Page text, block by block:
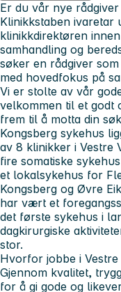
Er du vår nye
Klinikkstaben ivaretar
klinikkdirektøren
samhandling og
søker en rådgiver
med hovedfokus på
Vi er stolte av vår
velkommen til et godt
frem til å motta din
Kongsberg sykehus
av 8 klinikker i Vestre
fire somatiske
et lokalsykehus for
Kongsberg og Øvre
har vært et
det første sykehus i
dagkirurgiske
stor.
Hvorfor jobbe i Vestre
Gjennom kvalitet,
for å gi gode og